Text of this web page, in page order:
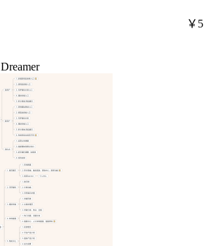
Dreamer
￥5